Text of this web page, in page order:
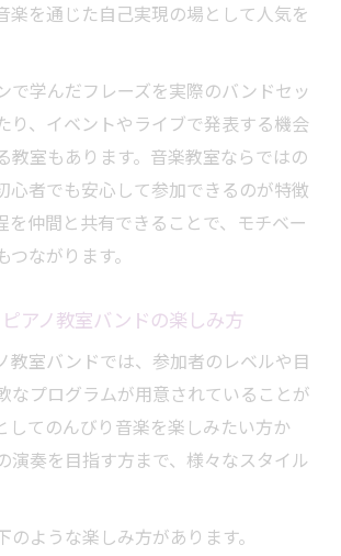
楽を通じた自己実現の場として人気を
で学んだフレーズを実際のバンドセッ
り、イベントやライブで発表する機会
教室もあります。音楽教室ならではの
心者でも安心して参加できるのが特徴
を仲間と共有できることで、モチベー
ながります。
アノ教室バンドの楽しみ方
教室バンドでは、参加者のレベルや目
なプログラムが用意されていることが
してのんびり音楽を楽しみたい方か
演奏を目指す方まで、様々なスタイル
ような楽しみ方があります。